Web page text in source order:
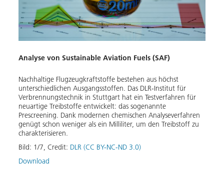
Analyse von Sustainable Aviation Fuels (SAF)
Nachhaltige Flugzeugkraftstoffe bestehen aus höchst
unterschiedlichen Ausgangsstoffen. Das DLR-Institut für
Verbrennungstechnik in Stuttgart hat ein Testverfahren für
neuartige Treibstoffe entwickelt: das sogenannte
Prescreening. Dank modernen chemischen Analyseverfahren
genügt schon weniger als ein Milliliter, um den Treibstoff zu
charakterisieren.
Bild: 1/7, Credit: DLR (CC BY-NC-ND 3.0)
Download